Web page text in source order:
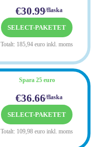
€30.99/flaska
SELECT-PAKETET
Totalt: 185,94 euro inkl. moms
Spara 25 euro
€36.66/flaska
SELECT-PAKETET
Totalt: 109,98 euro inkl. moms